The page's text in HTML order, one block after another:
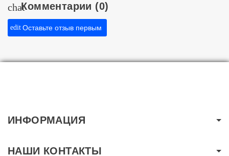
chatКомментарии (0)
edit Оставьте отзыв первым
ИНФОРМАЦИЯ
НАШИ КОНТАКТЫ